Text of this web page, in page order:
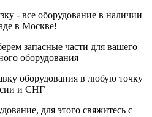
- все оборудование в наличии
в Москве!
запасные части для вашего
оборудования
оборудования в любую точку
и СНГ
для этого свяжитесь с